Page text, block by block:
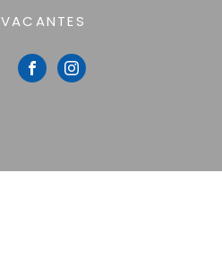
VACANTES